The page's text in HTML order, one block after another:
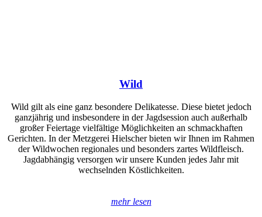
Wild
Wild gilt als eine ganz besondere Delikatesse. Diese bietet jedoch
ganzjährig und insbesondere in der Jagdsession auch außerhalb
großer Feiertage vielfältige Möglichkeiten an schmackhaften
Gerichten. In der Metzgerei Hielscher bieten wir Ihnen im Rahmen
der Wildwochen regionales und besonders zartes Wildfleisch.
Jagdabhängig versorgen wir unsere Kunden jedes Jahr mit
wechselnden Köstlichkeiten.
mehr lesen